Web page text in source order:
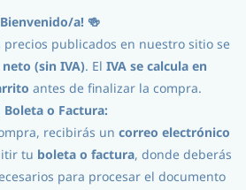
a! 🍻
publicados en nuestro sitio se
(sin IVA). El IVA se calcula en
antes de finalizar la compra.
Boleta o Factura:
recibirás un correo electrónico
tu boleta o factura, donde deberás
para procesar el documento